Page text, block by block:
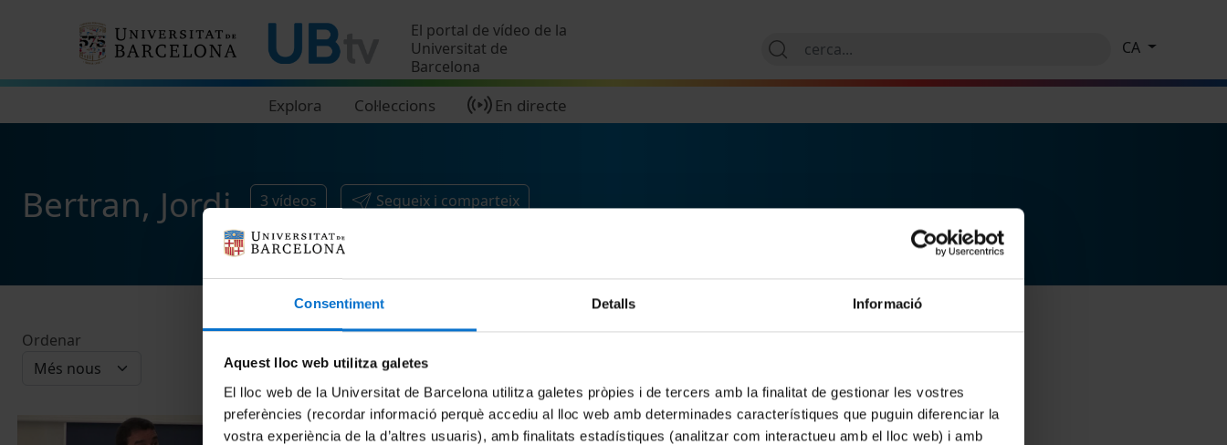
Consentiment Detalls Informació
Aquest lloc web utilitza galetes
El lloc web de la Universitat de Barcelona utilitza galetes pròpies i de tercers amb la finalitat de gestionar les vostres
preferències (recordar informació perquè accediu al lloc web amb determinades característiques que puguin diferenciar la
vostra experiència de la d’altres usuaris), amb finalitats estadístiques (analitzar com interactueu amb el lloc web) i amb
El portal de vídeo de la
Universitat de
Barcelona
Explora Col·leccions En directe
CA
Bertran, Jordi 3 vídeos Segueix i comparteix
Ordenar